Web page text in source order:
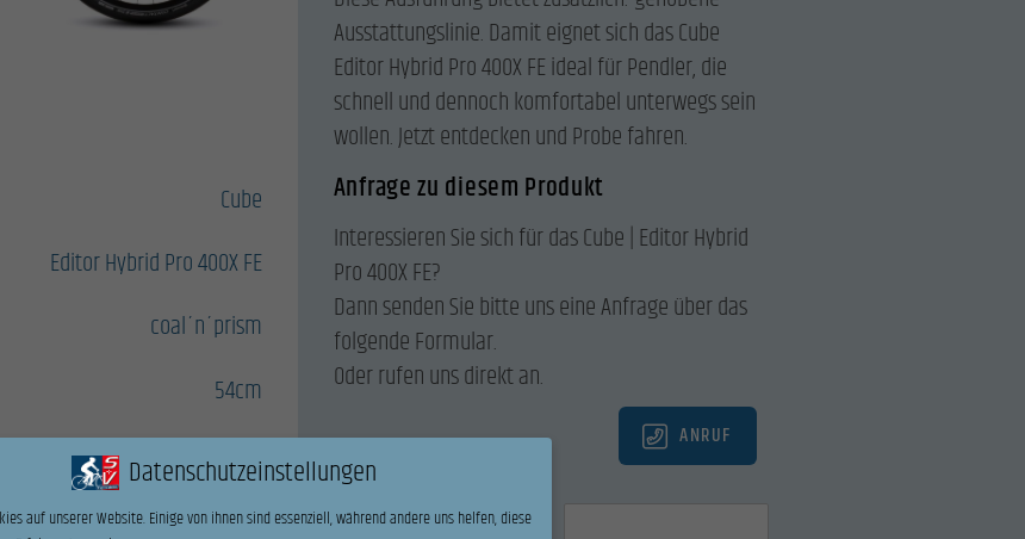
Cube
Editor Hybrid Pro 400X FE
coal´n´prism
54cm
400
Ausstattungslinie. Damit eignet sich das Cube
Editor Hybrid Pro 400X FE ideal für Pendler, die
schnell und dennoch komfortabel unterwegs sein
wollen. Jetzt entdecken und Probe fahren.
Anfrage zu diesem Produkt
Interessieren Sie sich für das Cube | Editor Hybrid
Pro 400X FE?
Dann senden Sie bitte uns eine Anfrage über das
folgende Formular.
Oder rufen uns direkt an.
ANRUF
Name*
Datenschutzeinstellungen
auf unserer Website. Einige von ihnen sind essenziell, während andere uns helfen, diese